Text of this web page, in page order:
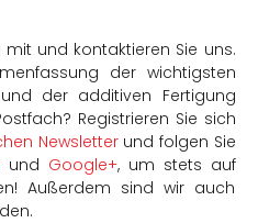
mit und kontaktieren Sie uns.
der wichtigsten
der additiven Fertigung
Registrieren Sie sich
Newsletterund folgen Sie
und Google+, um stets auf
Außerdem sind wir auch